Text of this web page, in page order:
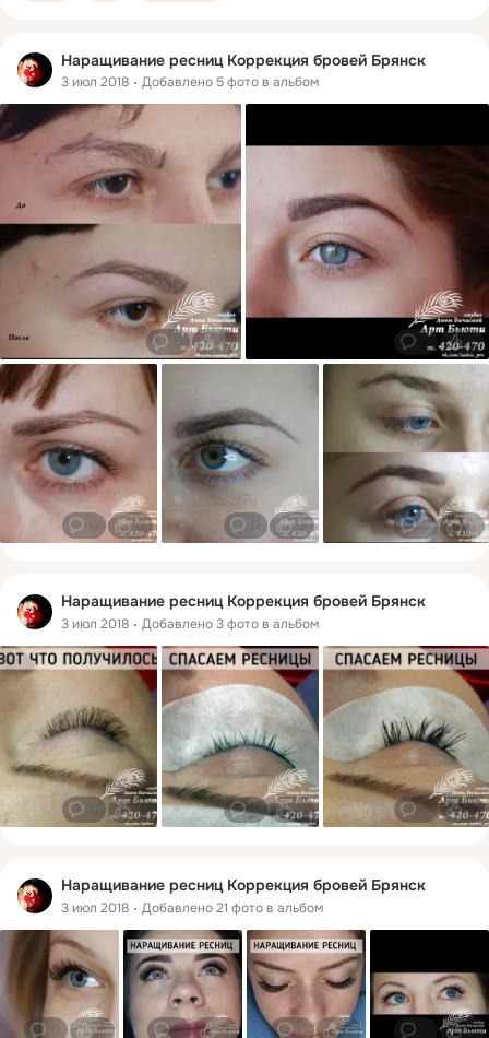
Наращивание ресниц Коррекция бровей Брянск
3 июл 2018 Добавлено 5 фото в альбом
0 0
0 0 0 0
Наращивание ресниц Коррекция бровей Брянск
3 июл 2018 Добавлено 3 фото в альбом
0 0 0 0 0
Наращивание ресниц Коррекция бровей Брянск
3 июл 2018 Добавлено 21 фото в альбом
0 0 0 0 0 0